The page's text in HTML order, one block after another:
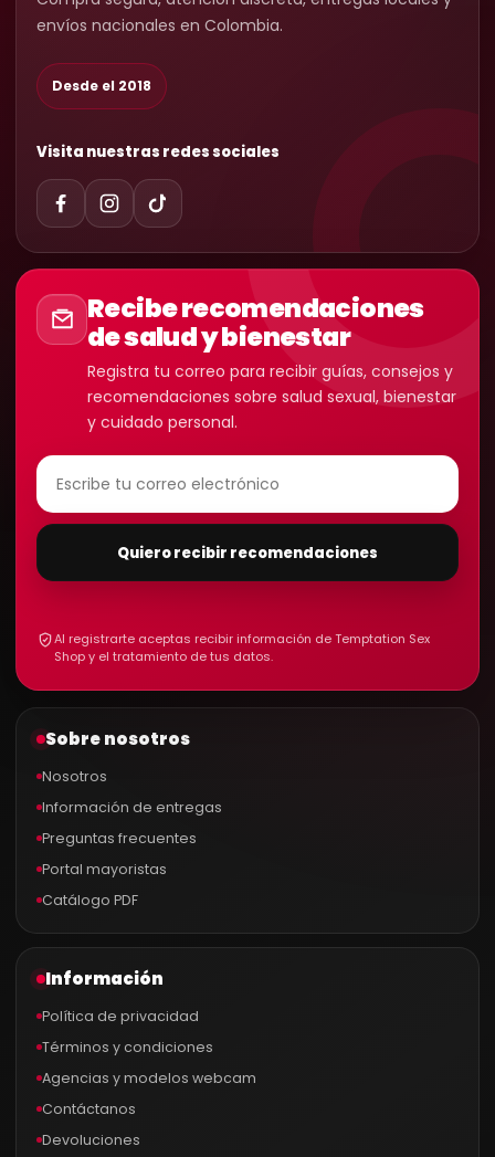
envíos nacionales en Colombia.
Desde el 2018
Visita nuestras redes sociales
Recibe recomendaciones
de salud y bienestar
Registra tu correo para recibir guías, consejos y
recomendaciones sobre salud sexual, bienestar
y cuidado personal.
Quiero recibir recomendaciones
Al registrarte aceptas recibir información de Temptation Sex
Shop y el tratamiento de tus datos.
Sobre nosotros
Nosotros
Información de entregas
Preguntas frecuentes
Portal mayoristas
Catálogo PDF
Información
Política de privacidad
Términos y condiciones
Agencias y modelos webcam
Contáctanos
Devoluciones